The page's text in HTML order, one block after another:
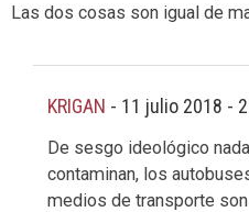
Las dos cosas son igual de
KRIGAN - 11 julio 2018 -
De sesgo ideológico
contaminan, los
medios de transporte